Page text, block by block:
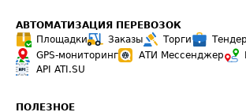
АВТОМАТИЗАЦИЯ ПЕРЕВОЗОК
Площадки
Заказы Торги
GPS-мониторинг
АТИ Мессенджер
API ATI.SU
ПОЛЕЗНОЕ